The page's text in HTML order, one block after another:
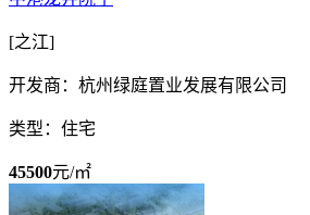
[之江]
开发商：杭州绿庭置业发展有限公司
类型：住宅
45500元/㎡